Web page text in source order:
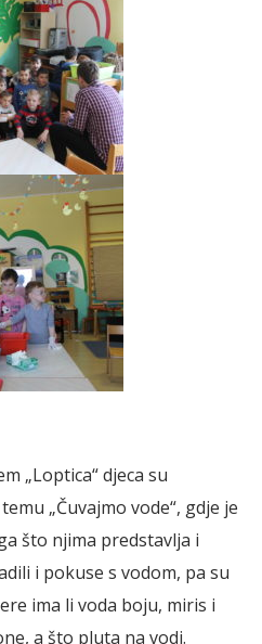
„Loptica“ djeca su
„Čuvajmo vode“, gdje je
što njima predstavlja i
i pokuse s vodom, pa su
ima li voda boju, miris i
a što pluta na vodi.